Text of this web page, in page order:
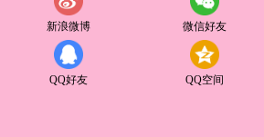
新浪微博 微信好友
QQ好友 QQ空间